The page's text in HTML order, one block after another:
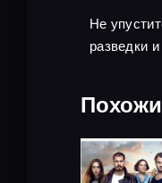
Не
разведки и